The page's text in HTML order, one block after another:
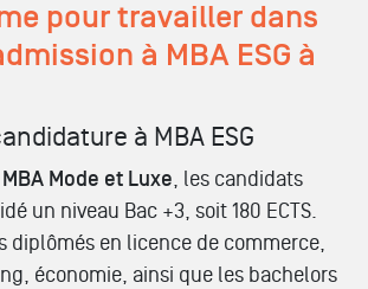
pour travailler dans
à MBA ESG à
à MBA ESG
Mode et Luxe , les candidats
un niveau Bac +3, soit 180 ECTS.
diplômés en licence de commerce,
économie, ainsi que les bachelors